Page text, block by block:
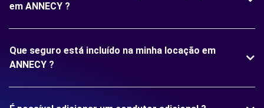
em ANNECY ?
Que seguro está incluído na minha locação em
ANNECY ?